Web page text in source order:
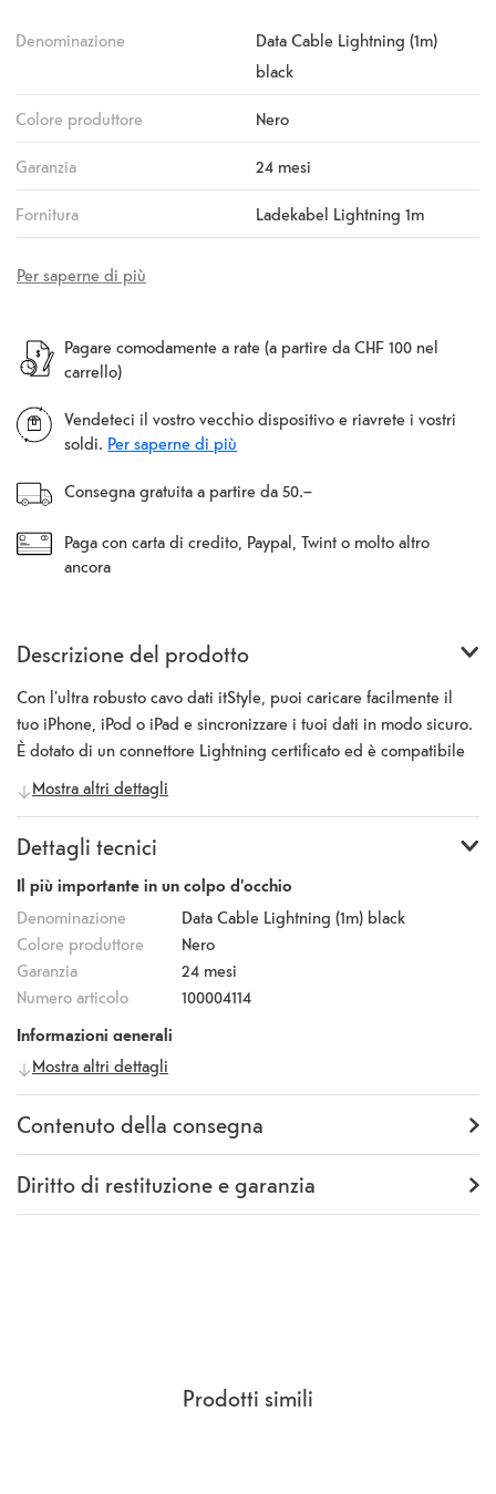
Denominazione
Data Cable Lightning (1m)
black
Colore produttore Nero
Garanzia 24 mesi
Fornitura Ladekabel Lightning 1m
Per saperne di più
Pagare comodamente a rate (a partire da CHF 100 nel
carrello)
Vendeteci il vostro vecchio dispositivo e riavrete i vostri
soldi. Per saperne di più
Consegna gratuita a partire da 50.–
Paga con carta di credito, Paypal, Twint o molto altro
ancora
Descrizione del prodotto
Con l'ultra robusto cavo dati itStyle, puoi caricare facilmente il
tuo iPhone, iPod o iPad e sincronizzare i tuoi dati in modo sicuro.
È dotato di un connettore Lightning certificato ed è compatibile
con i caricabatterie veloci.
Mostra altri dettagli
Dettagli tecnici
Il più importante in un colpo d'occhio
Denominazione
Data Cable Lightning (1m) black
Colore produttore
Nero
Garanzia
24 mesi
Numero articolo
100004114
Informazioni generali
Produttore
Numero
produttore
Y0914KEB01
Mostra altri dettagli
Contenuto della consegna
Fornitura Ladekabel Lightning 1m
Diritto di restituzione e garanzia
Garanzia
24 mesi
Prodotti simili